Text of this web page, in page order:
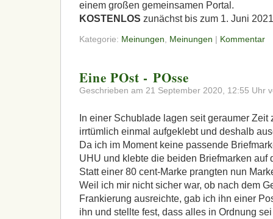
einem großen gemeinsamen Portal.
KOSTENLOS zunächst bis zum 1. Juni
Kategorie: Meinungen Meinungen | Kommentar
Eine POst - POsse
Geschrieben am 21 September 2020, 12:55 Uhr
In einer Schublade lagen seit geraumer Zeit
irrtümlich einmal aufgeklebt und deshalb
Da ich im Moment keine passende
UHU und klebte die beiden Briefmarken auf
Statt einer 80 cent-Marke prangten nun
Weil ich mir nicht sicher war, ob nach dem
Frankierung ausreichte, gab ich ihn einer
ihn und stellte fest, dass alles in Ordnung